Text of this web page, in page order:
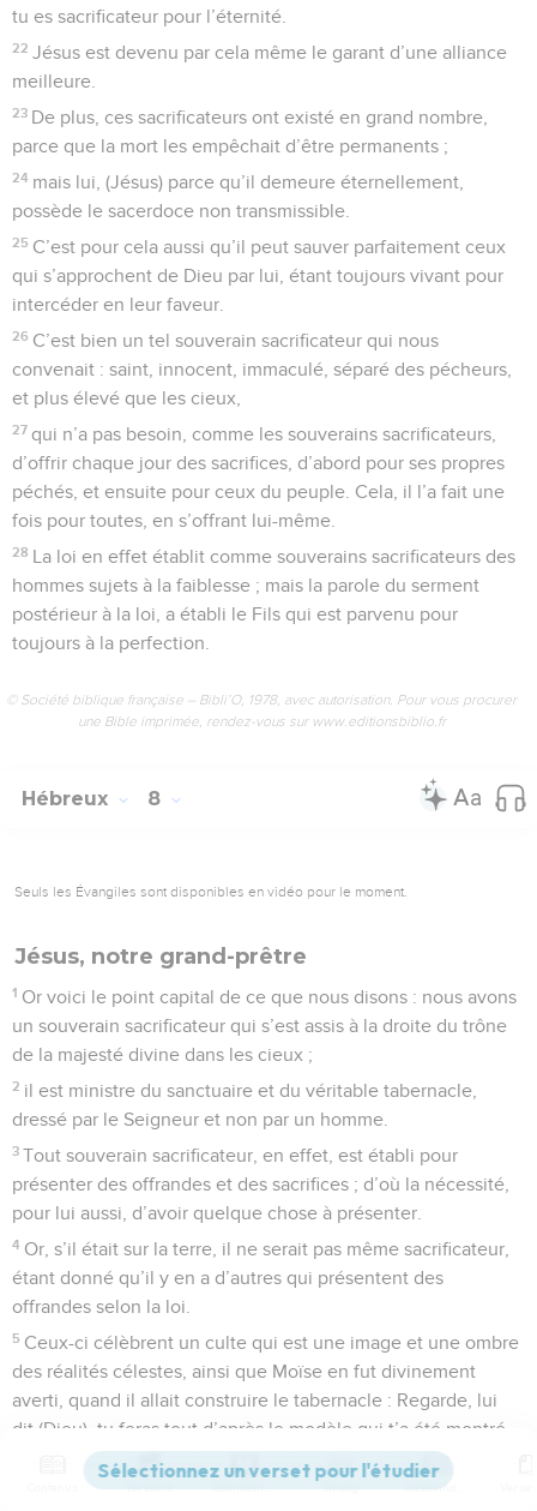
tu es sacrificateur pour l’éternité.
22 Jésus est devenu par cela même le garant d’une alliance
meilleure.
23 De plus, ces sacrificateurs ont existé en grand nombre,
parce que la mort les empêchait d’être permanents ;
24 mais lui, (Jésus) parce qu’il demeure éternellement,
possède le sacerdoce non transmissible.
25 C’est pour cela aussi qu’il peut sauver parfaitement ceux
qui s’approchent de Dieu par lui, étant toujours vivant pour
intercéder en leur faveur.
26 C’est bien un tel souverain sacrificateur qui nous
convenait : saint, innocent, immaculé, séparé des pécheurs,
et plus élevé que les cieux,
27 qui n’a pas besoin, comme les souverains sacrificateurs,
d’offrir chaque jour des sacrifices, d’abord pour ses propres
péchés, et ensuite pour ceux du peuple. Cela, il l’a fait une
fois pour toutes, en s’offrant lui-même.
28 La loi en effet établit comme souverains sacrificateurs des
hommes sujets à la faiblesse ; mais la parole du serment
postérieur à la loi, a établi le Fils qui est parvenu pour
toujours à la perfection.
© Société biblique française – Bibli’O, 1978, avec autorisation. Pour vous procurer
une Bible imprimée, rendez-vous sur www.editionsbiblio.fr
Hébreux 8
Seuls les Évangiles sont disponibles en vidéo pour le moment.
Jésus, notre grand-prêtre
1 Or voici le point capital de ce que nous disons : nous avons
un souverain sacrificateur qui s’est assis à la droite du trône
de la majesté divine dans les cieux ;
2 il est ministre du sanctuaire et du véritable tabernacle,
dressé par le Seigneur et non par un homme.
3 Tout souverain sacrificateur, en effet, est établi pour
présenter des offrandes et des sacrifices ; d’où la nécessité,
pour lui aussi, d’avoir quelque chose à présenter.
4 Or, s’il était sur la terre, il ne serait pas même sacrificateur,
étant donné qu’il y en a d’autres qui présentent des
offrandes selon la loi.
5 Ceux-ci célèbrent un culte qui est une image et une ombre
des réalités célestes, ainsi que Moïse en fut divinement
averti, quand il allait construire le tabernacle : Regarde, lui
dit (Dieu), tu feras tout d’après le modèle qui t’a été montré
sur la montagne.
Mais maintenant, Christ a obtenu un ministère d’autant
Versions Commentaires Strong